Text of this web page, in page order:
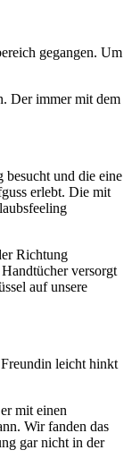
gegangen. Um
Der immer mit dem
besucht und die eine
erlebt. Die mit
Richtung
versorgt
auf unsere
leicht hinkt
mit einen
Wir fanden das
gar nicht in der